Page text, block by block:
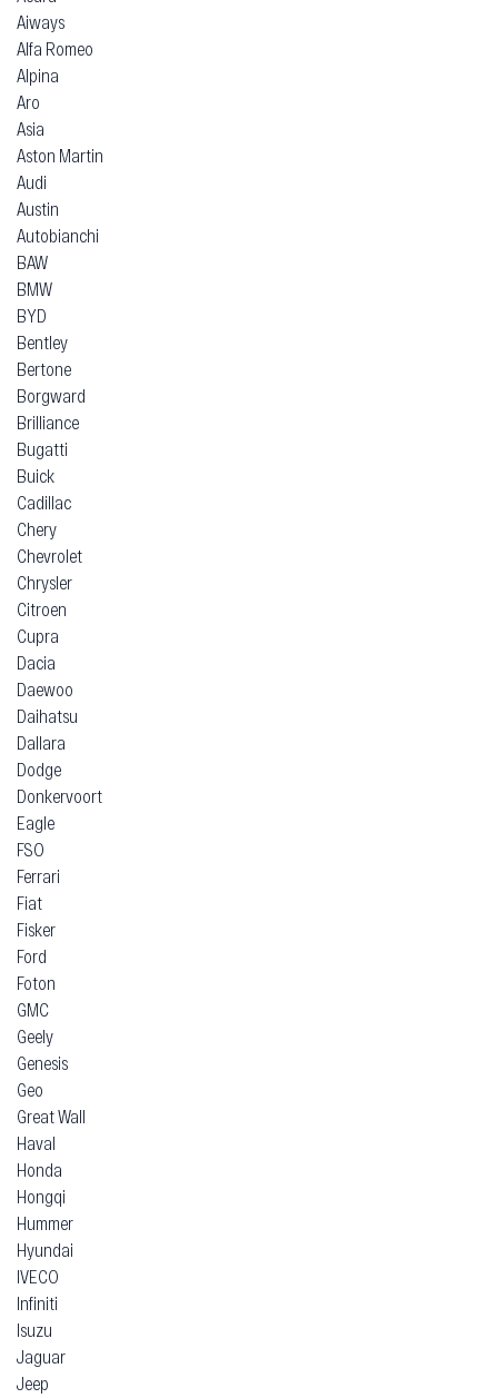
Aiways
Alfa Romeo
Alpina
Aro
Asia
Aston Martin
Audi
Austin
Autobianchi
BAW
BMW
BYD
Bentley
Bertone
Borgward
Brilliance
Bugatti
Buick
Cadillac
Chery
Chevrolet
Chrysler
Citroen
Cupra
Dacia
Daewoo
Daihatsu
Dallara
Dodge
Donkervoort
Eagle
FSO
Ferrari
Fiat
Fisker
Ford
Foton
GMC
Geely
Genesis
Geo
Great Wall
Haval
Honda
Hongqi
Hummer
Hyundai
IVECO
Infiniti
Isuzu
Jaguar
Jeep